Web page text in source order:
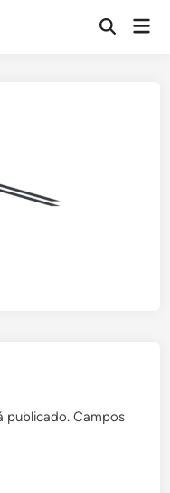
Open
publicado. Campos